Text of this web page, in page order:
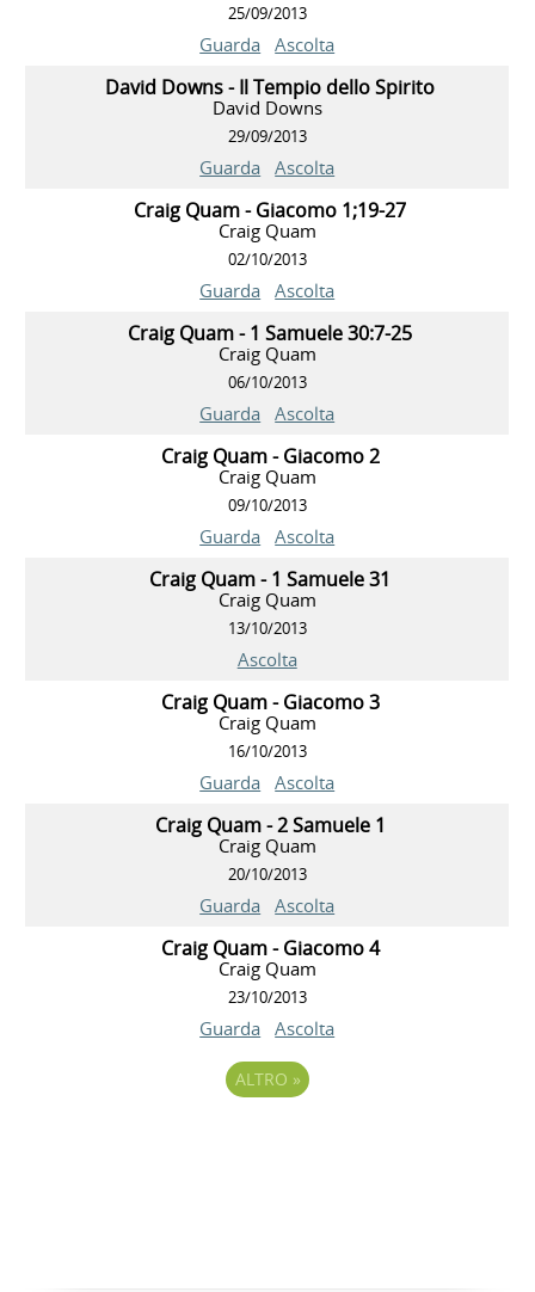
25/09/2013
Guarda Ascolta
David Downs - Il Tempio dello Spirito
David Downs
29/09/2013
Guarda Ascolta
Craig Quam - Giacomo 1;19-27
Craig Quam
02/10/2013
Guarda Ascolta
Craig Quam - 1 Samuele 30:7-25
Craig Quam
06/10/2013
Guarda Ascolta
Craig Quam - Giacomo 2
Craig Quam
09/10/2013
Guarda Ascolta
Craig Quam - 1 Samuele 31
Craig Quam
13/10/2013
Ascolta
Craig Quam - Giacomo 3
Craig Quam
16/10/2013
Guarda Ascolta
Craig Quam - 2 Samuele 1
Craig Quam
20/10/2013
Guarda Ascolta
Craig Quam - Giacomo 4
Craig Quam
23/10/2013
Guarda Ascolta
ALTRO »